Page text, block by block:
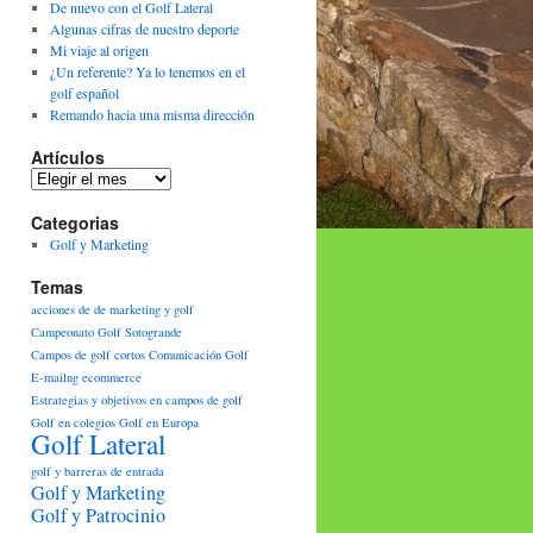
De nuevo con el Golf Lateral
Algunas cifras de nuestro deporte
Mi viaje al origen
¿Un referente? Ya lo tenemos en el
golf español
Remando hacia una misma dirección
Artículos
Artículos
Categorias
Golf y Marketing
Temas
acciones de de marketing y golf
Campeonato Golf Sotogrande
Campos de golf cortos Comunicación Golf
E-mailng ecommerce
Estrategias y objetivos en campos de golf
Golf en colegios Golf en Europa
Golf Lateral
golf y barreras de entrada
Golf y Marketing
Golf y Patrocinio